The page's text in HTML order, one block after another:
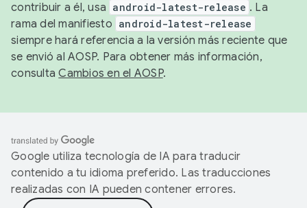
contribuir a él, usa android-latest-release . La
rama del manifiesto android-latest-release
siempre hará referencia a la versión más reciente que
se envió al AOSP. Para obtener más información,
consultaCambios en el AOSP.
Google utiliza tecnología de IA para traducir
contenido a tu idioma preferido. Las traducciones
realizadas con IA pueden contener errores.